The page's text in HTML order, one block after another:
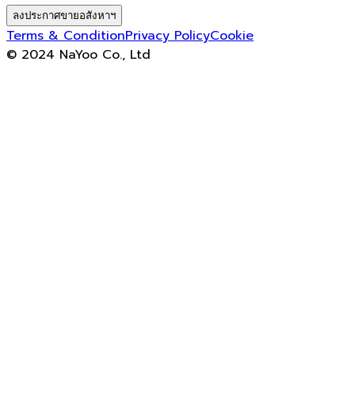
ลงประกาศขายอสังหาฯ
Terms & ConditionPrivacy PolicyCookie
© 2024 NaYoo Co., Ltd